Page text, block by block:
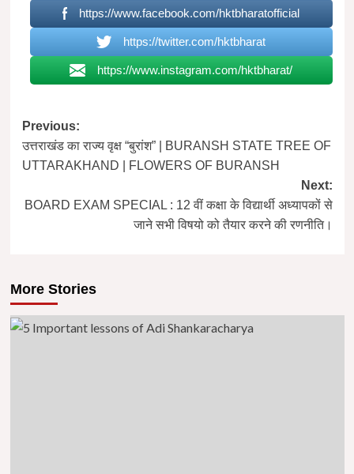
https://www.facebook.com/hktbharatofficial
https://twitter.com/hktbharat
https://www.instagram.com/hktbharat/
Post
navigation
Previous:
उत्तराखंड का राज्य वृक्ष “बुरांश” | BURANSH STATE TREE OF
UTTARAKHAND | FLOWERS OF BURANSH
Next:
BOARD EXAM SPECIAL : 12 वीं कक्षा के विद्यार्थी अध्यापकों से
जाने सभी विषयो को तैयार करने की रणनीति।
More Stories